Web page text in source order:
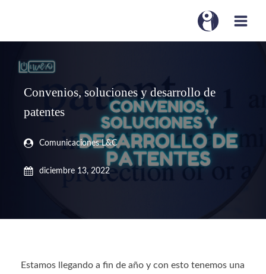
Convenios, soluciones y desarrollo de
patentes
Comunicaciones L&C
diciembre 13, 2022
Estamos llegando a fin de año y con esto tenemos una